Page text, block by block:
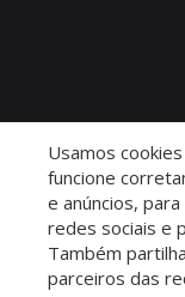
Usamos
funcione
e anúncios,
redes sociais e
Também
parceiros das